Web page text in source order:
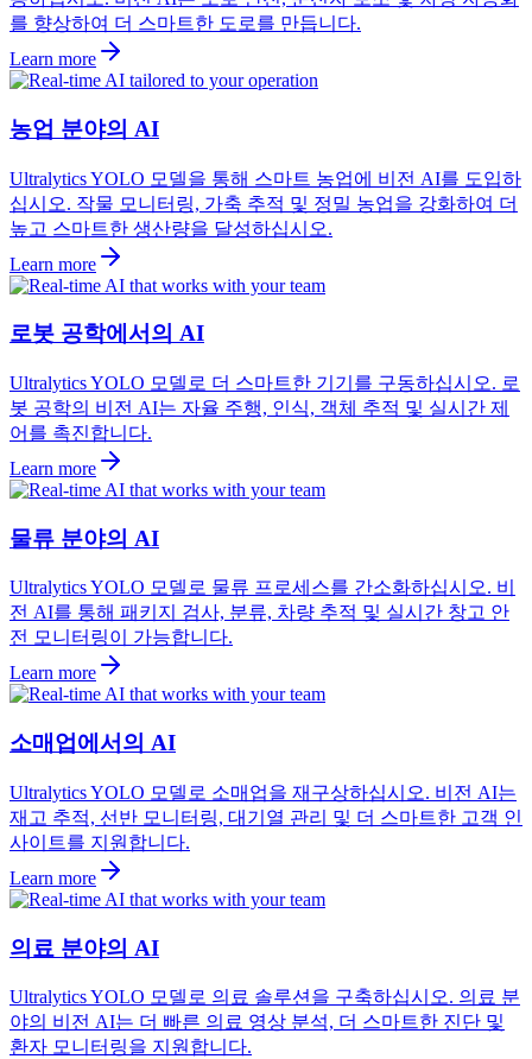
를 향상하여 더 스마트한 도로를 만듭니다.
Learn more
농업 분야의 AI
Ultralytics YOLO 모델을 통해 스마트 농업에 비전 AI를 도입하
십시오. 작물 모니터링, 가축 추적 및 정밀 농업을 강화하여 더
높고 스마트한 생산량을 달성하십시오.
Learn more
로봇 공학에서의 AI
Ultralytics YOLO 모델로 더 스마트한 기기를 구동하십시오. 로
봇 공학의 비전 AI는 자율 주행, 인식, 객체 추적 및 실시간 제
어를 촉진합니다.
Learn more
물류 분야의 AI
Ultralytics YOLO 모델로 물류 프로세스를 간소화하십시오. 비
전 AI를 통해 패키지 검사, 분류, 차량 추적 및 실시간 창고 안
전 모니터링이 가능합니다.
Learn more
소매업에서의 AI
Ultralytics YOLO 모델로 소매업을 재구상하십시오. 비전 AI는
재고 추적, 선반 모니터링, 대기열 관리 및 더 스마트한 고객 인
사이트를 지원합니다.
Learn more
의료 분야의 AI
Ultralytics YOLO 모델로 의료 솔루션을 구축하십시오. 의료 분
야의 비전 AI는 더 빠른 의료 영상 분석, 더 스마트한 진단 및
환자 모니터링을 지원합니다.